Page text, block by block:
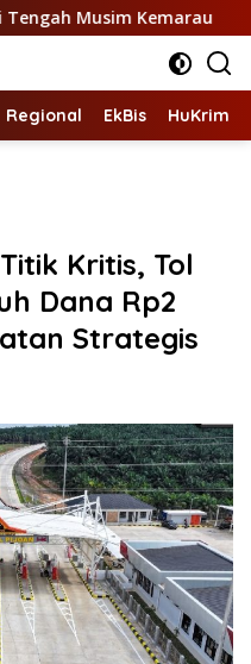
Musim Kemarau
Regional EkBis HuKrim
Kritis, Tol
Dana Rp2
Strategis